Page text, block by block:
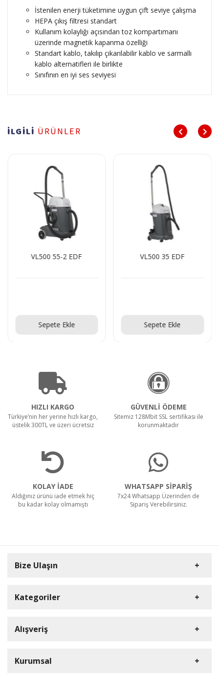
İstenilen enerji tüketimine uygun çift seviye çalışma
HEPA çıkış filtresi standart
Kullanım kolaylığı açısından toz kompartımanı
üzerinde magnetik kapanma özelliği
Standart kablo, takılıp çıkarılabilir kablo ve sarmallı
kablo alternatifleri ile birlikte
Sınıfının en iyi ses seviyesi
İLGİLİ ÜRÜNLER
VL500 55-2 EDF
Sepete Ekle
VL500 35 EDF
Sepete Ekle
HIZLI KARGO
Türkiye’nin her yerine hızlı kargo,
üstelik 300TL ve üzeri ücretsiz
GÜVENLİ ÖDEME
Sitemiz 128Mbit SSL sertifikası ile
korunmaktadır
KOLAY İADE
Aldığınız ürünü iade etmek hiç
bu kadar kolay olmamıştı
WHATSAPP SİPARİŞ
7x24 Whatsapp Üzerinden de
Sipariş Verebilirsiniz.
Bize Ulaşın
0(352) 231 92 94
Kategoriler
Rulopak
Ermop
Alışveriş
Kurumsal